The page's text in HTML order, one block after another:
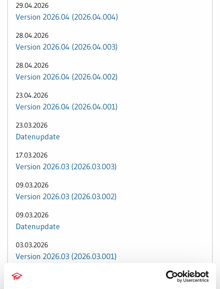
29.04.2026
Version 2026.04 (2026.04.004)
28.04.2026
Version 2026.04 (2026.04.003)
28.04.2026
Version 2026.04 (2026.04.002)
23.04.2026
Version 2026.04 (2026.04.001)
23.03.2026
Datenupdate
17.03.2026
Version 2026.03 (2026.03.003)
09.03.2026
Version 2026.03 (2026.03.002)
09.03.2026
Datenupdate
03.03.2026
Version 2026.03 (2026.03.001)
02.03.2026